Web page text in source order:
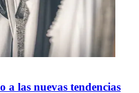
las nuevas tendencias